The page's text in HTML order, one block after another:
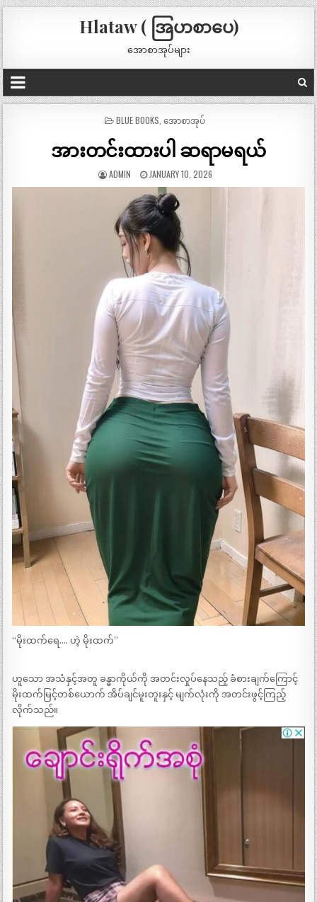
Hlataw ( အြပာစာပေ)
အောစာအုပ်များ
POSTED
BLUE BOOKS အောစာအုပ်
အားတင်းထားပါ ဆရာမရယ်
ADMIN JANUARY 10, 2026
“မိုးထက်ရေ…. ဟဲ့ မိုးထက်”
ဟူသော အသံနှင့်အတူ ခန္ဓာကိုယ်ကို အတင်းလှုပ်နေသည့် ခံစားချက်ကြောင့်
မိုးထက်မြင့်တစ်ယောက် အိပ်ချင်မူးတူးနှင့် မျက်လုံးကို အတင်းဖွင့်ကြည့်
လိုက်သည်။